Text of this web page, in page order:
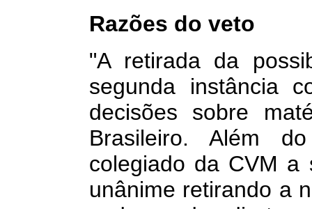
Razões do veto
"A retirada da
segunda instância
decisões sobre
Brasileiro. Além
colegiado da CVM a
unânime retirando a